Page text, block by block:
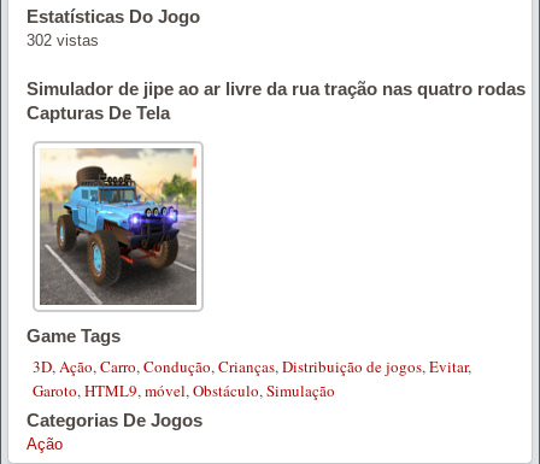
Estatísticas Do Jogo
302 vistas
Simulador de jipe ​​​​ao ar livre da rua tração nas quatro rodas
Capturas De Tela
Game Tags
3D,Ação,Carro,Condução,Crianças,Distribuição de jogos,Evitar,
Garoto,HTML9,móvel,Obstáculo,Simulação
Categorias De Jogos
Ação